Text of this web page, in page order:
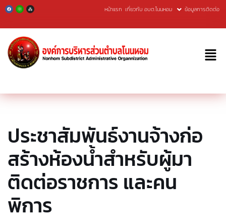
Skip
to
content
หน้าแรก เกี่ยวกับ อบต.โนนหอม ข้อมูลการติดต่อ
ประชาสัมพันธ์งานจ้างก่อ
สร้างห้องนํ้าสำหรับผู้มา
ติดต่อราชการ และคน
พิการ